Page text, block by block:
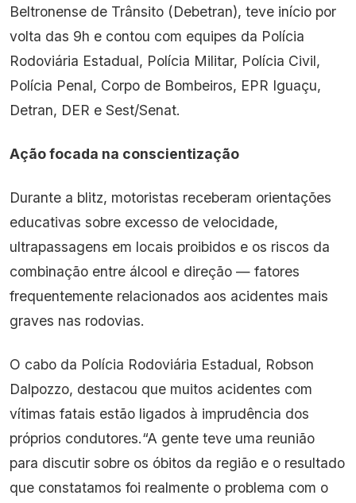
Beltronense de Trânsito (Debetran), teve início por
volta das 9h e contou com equipes da Polícia
Rodoviária Estadual, Polícia Militar, Polícia Civil,
Polícia Penal, Corpo de Bombeiros, EPR Iguaçu,
Detran, DER e Sest/Senat.
Ação focada na conscientização
Durante a blitz, motoristas receberam orientações
educativas sobre excesso de velocidade,
ultrapassagens em locais proibidos e os riscos da
combinação entre álcool e direção — fatores
frequentemente relacionados aos acidentes mais
graves nas rodovias.
O cabo da Polícia Rodoviária Estadual, Robson
Dalpozzo, destacou que muitos acidentes com
vítimas fatais estão ligados à imprudência dos
próprios condutores.“A gente teve uma reunião
para discutir sobre os óbitos da região e o resultado
que constatamos foi realmente o problema com o